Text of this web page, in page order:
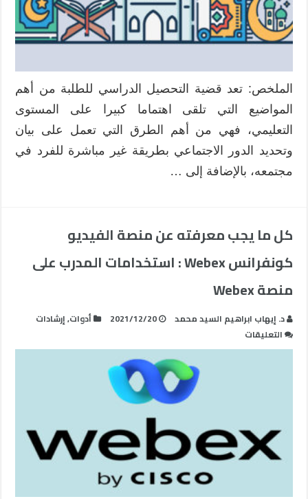
في
مواد
التربية
الملخص: تعد قضية التحصيل الدراسي للطلبة من أهم
المواضيع التي تلقى اهتماما كبيرا على المستوى
التعليمي، فهي من أهم الطرق التي تعمل على بيان
وتحديد الدور الاجتماعي بطريقة غير مباشرة للفرد في
مجتمعه، بالإضافة إلى …
كل ما يجب معرفته عن منصة الفيديو
كونفرانس Webex : استخدامات المدرب على
منصة Webex
د. إيهاب ابراهيم السيد محمد 2021/12/20 أدوات,إرشادات
التعليقات
كل
منصة
الفيديو
كونفرانس